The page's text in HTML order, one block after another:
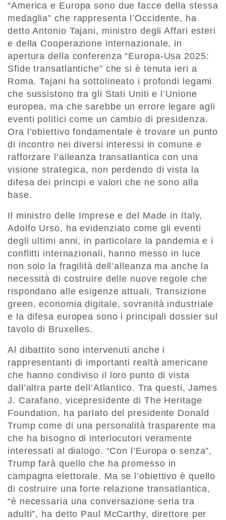
“America e Europa sono due facce della stessa
medaglia” che rappresenta l’Occidente, ha
detto Antonio Tajani, ministro degli Affari esteri
e della Cooperazione internazionale, in
apertura della conferenza “Europa-Usa 2025:
Sfide transatlantiche” che si è tenuta ieri a
Roma. Tajani ha sottolineato i profondi legami
che sussistono tra gli Stati Uniti e l’Unione
europea, ma che sarebbe un errore legare agli
eventi politici come un cambio di presidenza.
Ora l’obiettivo fondamentale è trovare un punto
di incontro nei diversi interessi in comune e
rafforzare l’alleanza transatlantica con una
visione strategica, non perdendo di vista la
difesa dei principi e valori che ne sono alla
base.
Il ministro delle Imprese e del Made in Italy,
Adolfo Urso, ha evidenziato come gli eventi
degli ultimi anni, in particolare la pandemia e i
conflitti internazionali, hanno messo in luce
non solo la fragilità dell’alleanza ma anche la
necessità di costruire delle nuove regole che
rispondano alle esigenze attuali. Transizione
green, economia digitale, sovranità industriale
e la difesa europea sono i principali dossier sul
tavolo di Bruxelles.
Al dibattito sono intervenuti anche i
rappresentanti di importanti realtà americane
che hanno condiviso il loro punto di vista
dall’altra parte dell’Atlantico. Tra questi, James
J. Carafano, vicepresidente di The Heritage
Foundation, ha parlato del presidente Donald
Trump come di una personalità trasparente ma
che ha bisogno di interlocutori veramente
interessati al dialogo. “Con l’Europa o senza”,
Trump farà quello che ha promesso in
campagna elettorale. Ma se l’obiettivo è quello
di costruire una forte relazione transatlantica,
“è necessaria una conversazione seria tra
adulti”, ha detto Paul McCarthy, direttore per